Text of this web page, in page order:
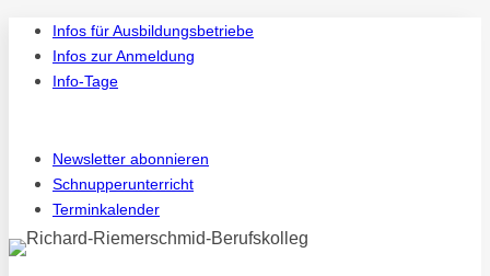
Zum
Inhalt
springen
Infos für Ausbildungsbetriebe
Infos zur Anmeldung
Info-Tage
Newsletter abonnieren
Schnupperunterricht
Terminkalender